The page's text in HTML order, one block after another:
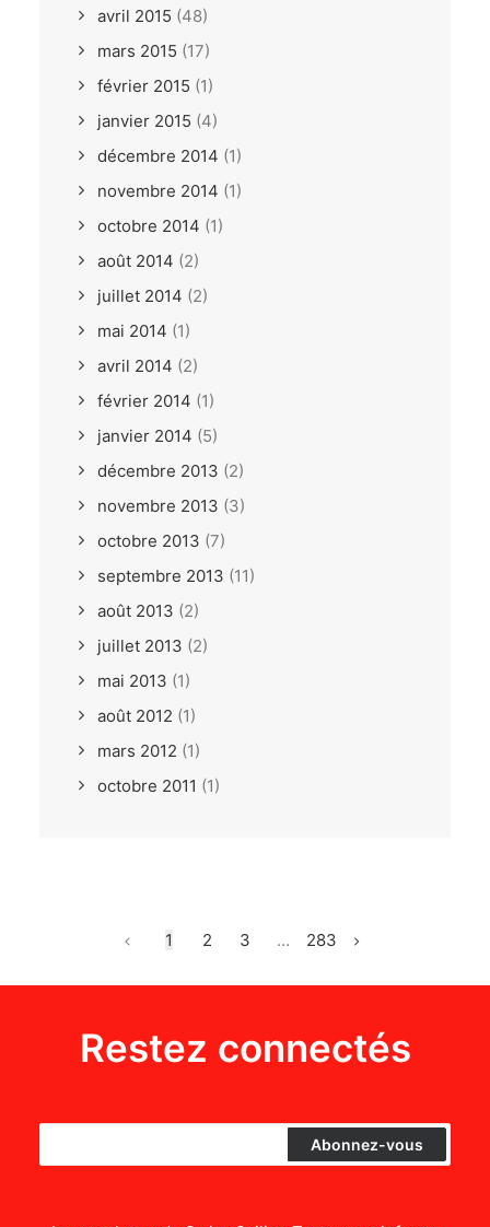
avril 2015 (48)
mars 2015 (17)
février 2015 (1)
janvier 2015 (4)
décembre 2014 (1)
novembre 2014 (1)
octobre 2014 (1)
août 2014 (2)
juillet 2014 (2)
mai 2014 (1)
avril 2014 (2)
février 2014 (1)
janvier 2014 (5)
décembre 2013 (2)
novembre 2013 (3)
octobre 2013 (7)
septembre 2013 (11)
août 2013 (2)
juillet 2013 (2)
mai 2013 (1)
août 2012 (1)
mars 2012 (1)
octobre 2011 (1)
1 2 3 … 283
Restez connectés